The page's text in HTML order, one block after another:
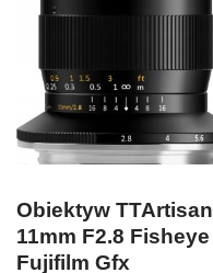
Obiektyw TTArtisan
11mm F2.8 Fisheye
Fujifilm Gfx